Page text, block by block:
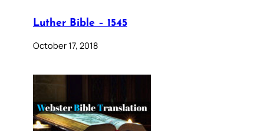
Luther Bible – 1545
October 17, 2018